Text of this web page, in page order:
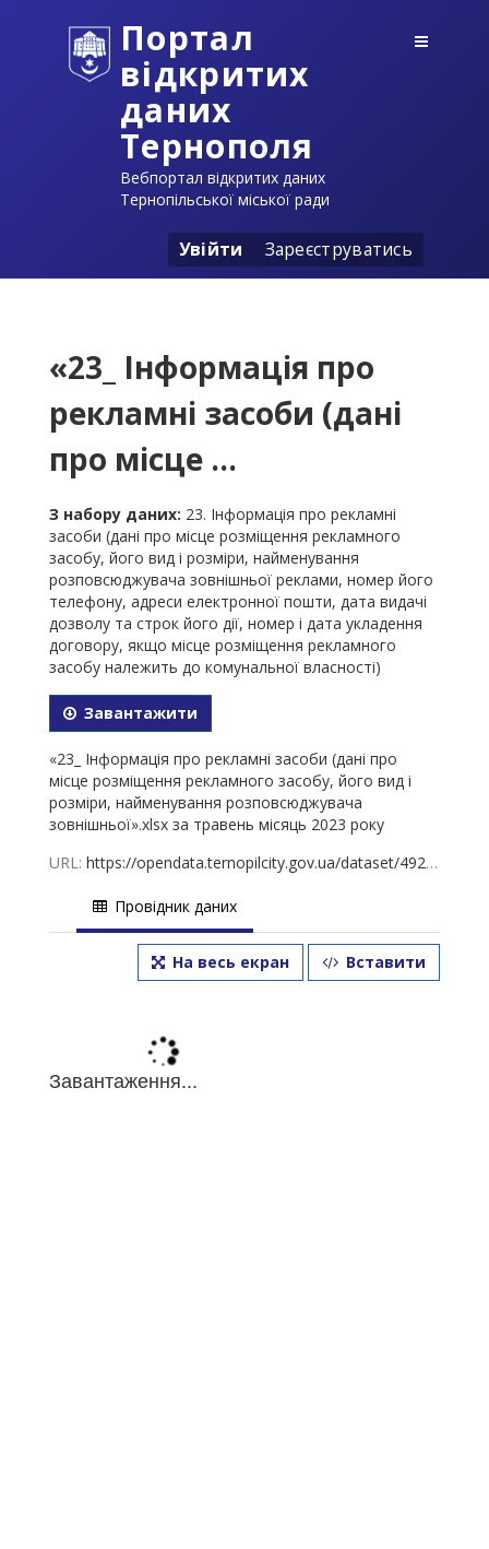
Портал
відкритих
даних
Тернополя
Вебпортал відкритих даних
Тернопільської міської ради
Увійти Зареєструватись
«23_ Інформація про
рекламні засоби (дані
про місце ...
З набору даних: 23. Інформація про рекламні
засоби (дані про місце розміщення рекламного
засобу, його вид і розміри, найменування
розповсюджувача зовнішньої реклами, номер його
телефону, адреси електронної пошти, дата видачі
дозволу та строк його дії, номер і дата укладення
договору, якщо місце розміщення рекламного
засобу належить до комунальної власності)
Завантажити
«23_ Інформація про рекламні засоби (дані про
місце розміщення рекламного засобу, його вид і
розміри, найменування розповсюджувача
зовнішньої».xlsx за травень місяць 2023 року
URL: https://opendata.ternopilcity.gov.ua/dataset/49239247-23b4-44ab-9b47-0e0a42e2e072/resource/cc7c8353-79d7-4b08-bf7d-ce2c8fcaa579/download/23_-.xlsx
Провідник даних
На весь екран Вставити